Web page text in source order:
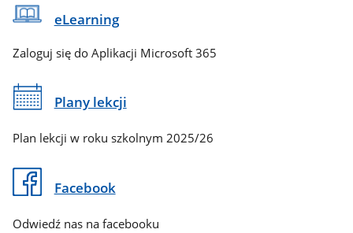
eLearning
Zaloguj się do Aplikacji Microsoft 365
Plany lekcji
Plan lekcji w roku szkolnym 2025/26
Facebook
Odwiedź nas na facebooku